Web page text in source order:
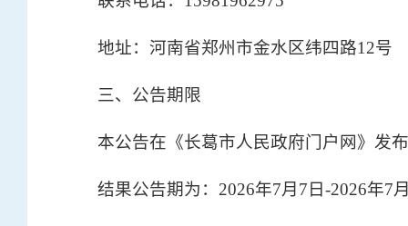
地址：河南省郑州市金水区纬四路12号
三、公告期限
本公告在《长葛市人民政府门户网》发
结果公告期为：2026年7月7日-2026年7